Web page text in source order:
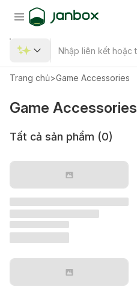
Trang chủ>Game Accessories
Game Accessories
Tất cả sản phẩm (0)